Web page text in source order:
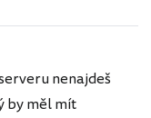
nenajdeš
by měl mít